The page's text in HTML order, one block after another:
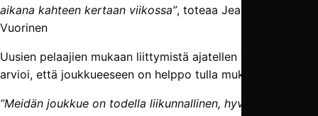
aikana kahteen kertaan viikossa”, toteaa Jeanette
Vuorinen
Uusien pelaajien mukaan liittymistä ajatellen Taivassalo
arvioi, että joukkueeseen on helppo tulla mukaan.
”Meidän joukkue on todella liikunnallinen, hyvin